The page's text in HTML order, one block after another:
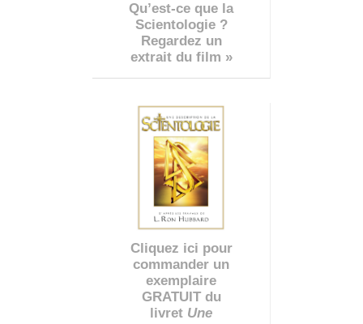
Qu’est-ce que la
Scientologie ?
Regardez un
extrait du film »
Cliquez ici pour
commander un
exemplaire
GRATUIT du
livret Une